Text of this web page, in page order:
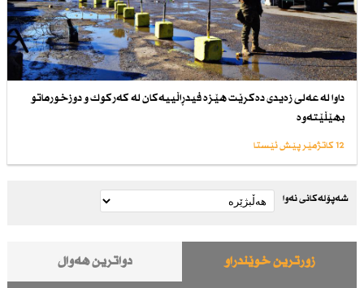
داوا لە عەلی زەیدی دەكرێت هێزە فیدڕاڵییەكان لە كەركوك و دوزخورماتو
بهێڵێتەوە
12 کاتژمێر پێش ئێستا
شەپۆلەکانی نەوا
زۆرترین خوێندراو دواترین هەواڵ